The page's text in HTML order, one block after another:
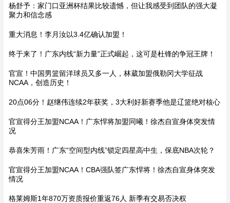
杨舒予：家门口亚洲杯结果比较遗憾，但让我感受到团队的强大凝
聚力和信念感
重大消息！李月汝以3.4亿确认加盟！
终于来了！广东内线“新力量”正式崛起，这可是杜锋的争冠王牌！
官宣！中国男篮留洋球员又多一人，林葳加盟俄勒冈大学征战
NCAA，创造历史！
20点06分！赵继伟连续2年获奖，3大利好新赛季他是辽篮绝对核心
官宣得分王加盟NCAA！广东悍将加盟同曦！徐杰自宣身体突发情
况
恭喜朱芳雨！广东“空间型内线”锁定四星高中生，保底NBA次轮？
官宣得分王加盟NCAA！CBA强队签广东悍将！徐杰自宣身体突发
情况
格莱姆斯1年870万资质报价重返76人 新季有交易否决权